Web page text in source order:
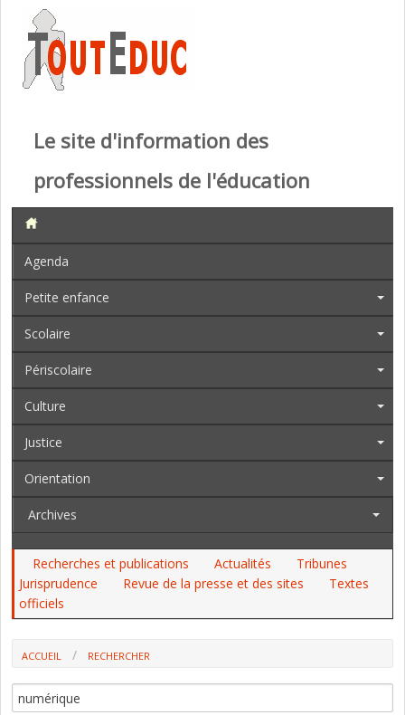
Le site d'information des
professionnels de l'éducation
Agenda
Petite enfance
Scolaire
Périscolaire
Culture
Justice
Orientation
Archives
Recherches et publications Actualités
Tribunes
Jurisprudence
Revue de la presse et des sites
Textes
officiels
ACCUEIL RECHERCHER